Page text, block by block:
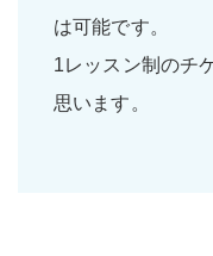
は可能です。
1レッスン制のチ
思います。